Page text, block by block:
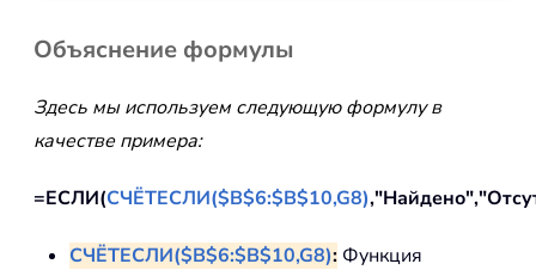
Объяснение формулы
Здесь мы используем следующую формулу в
качестве примера:
=ЕСЛИ(СЧЁТЕСЛИ($B$6:$B$10,G8)
СЧЁТЕСЛИ($B$6:$B$10,G8): Функция